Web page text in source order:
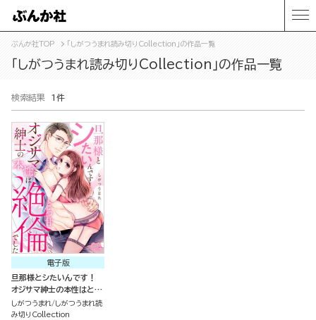
ぶんか社TOP 「しがつうまれ読み切りCollection」の作品一覧
「しがつうまれ読み切りCollection」の作品一覧
検索結果 1件
電子版
旦那様とシたいんです！
オジサマ紳士の本性はとろ
甘絶倫でした（単話版）
しがつうまれ しがつうまれ読
み切りCollection